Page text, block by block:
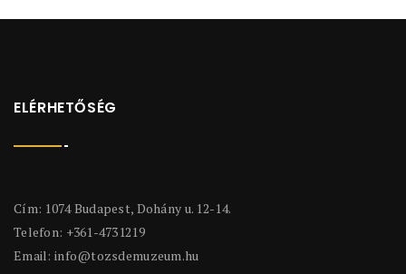
ELÉRHETŐSÉG
Cím: 1074 Budapest, Dohány u. 12-14.
Telefon: +361-4731219
Email: info@tozsdemuzeum.hu